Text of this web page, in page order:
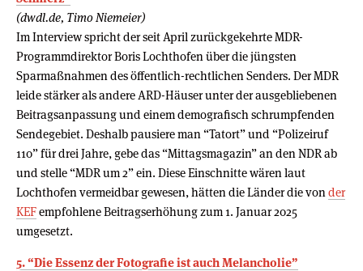
(dwdl.de, Timo Niemeier)
Im Interview spricht der seit April zurückgekehrte MDR-
Programmdirektor Boris Lochthofen über die jüngsten
Sparmaßnahmen des öffentlich-rechtlichen Senders. Der MDR
leide stärker als andere ARD-Häuser unter der ausgebliebenen
Beitragsanpassung und einem demografisch schrumpfenden
Sendegebiet. Deshalb pausiere man “Tatort” und “Polizeiruf
110” für drei Jahre, gebe das “Mittagsmagazin” an den NDR ab
und stelle “MDR um 2” ein. Diese Einschnitte wären laut
Lochthofen vermeidbar gewesen, hätten die Länder die von der
KEFempfohlene Beitragserhöhung zum 1. Januar 2025
umgesetzt.
5. “Die Essenz der Fotografie ist auch Melancholie”